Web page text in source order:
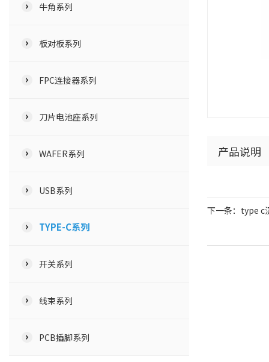
牛角系列
板对板系列
FPC连接器系列
刀片电池座系列
WAFER系列
USB系列
TYPE-C系列
开关系列
线束系列
PCB插脚系列
产品说明
下一条：type c